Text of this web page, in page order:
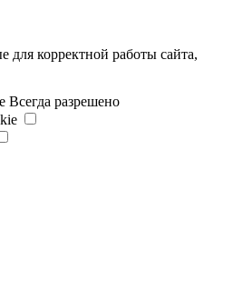
корректной работы сайта,
Всегда разрешено